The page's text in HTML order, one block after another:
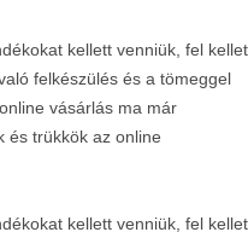
kellett venniük, fel
felkészülés és a tömeggel
vásárlás ma már
és trükkök az online
kellett venniük, fel